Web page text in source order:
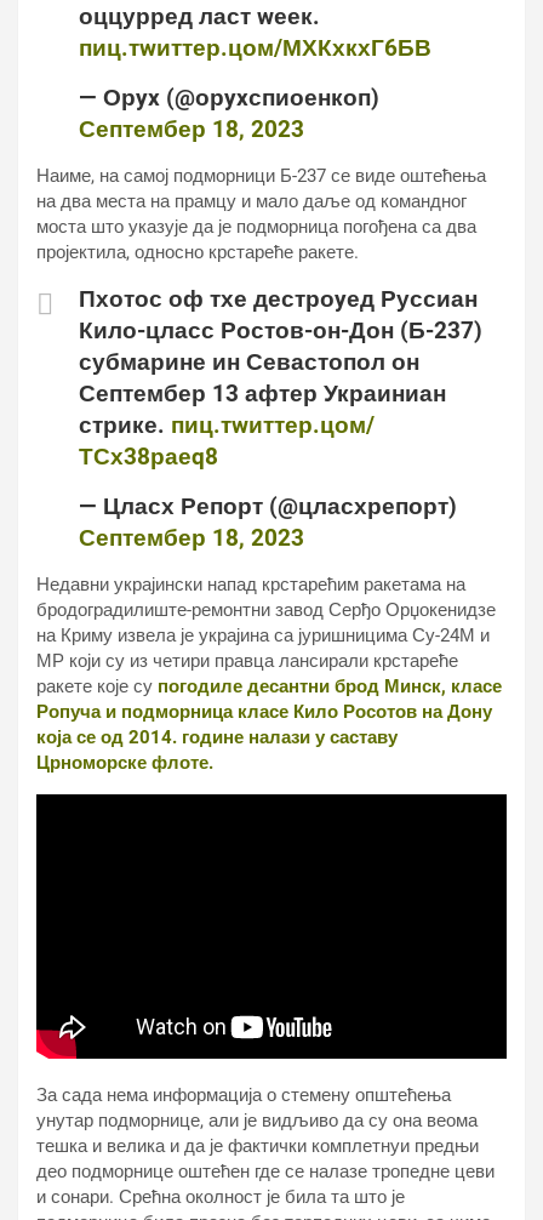
оццурред ласт wеек.
пиц.тwиттер.цом/МХКхкхГ6БВ
— Орyx (@орyxспиоенкоп)
Септембер 18, 2023
Наиме, на самој подморници Б-237 се виде оштећења
на два места на прамцу и мало даље од командног
моста што указује да је подморница погођена са два
пројектила, односно крстареће ракете.
Пхотос оф тхе дестроyед Руссиан
Кило-цласс Ростов-он-Дон (Б-237)
субмарине ин Севастопол он
Септембер 13 афтер Украиниан
стрике. пиц.тwиттер.цом/
ТСх38раеq8
— Цласх Репорт (@цласхрепорт)
Септембер 18, 2023
Недавни украјински напад крстарећим ракетама на
бродоградилиште-ремонтни завод Серђо Орџокенидзе
на Криму извела је украјина са јуришницима Су-24М и
МР који су из четири правца лансирали крстареће
ракете које су погодиле десантни брод Минск, класе
Ропуча и подморница класе Кило Росотов на Дону
која се од 2014. године налази у саставу
Црноморске флоте.
За сада нема информација о стемену општећења
унутар подморнице, али је видљиво да су она веома
тешка и велика и да је фактички комплетнуи предњи
део подморнице оштећен где се налазе тропедне цеви
и сонари. Срећна околност је била та што је